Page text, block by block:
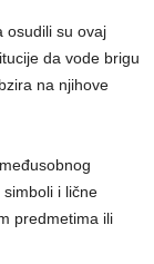
osudili su ovaj
da vode brigu
na njihove
i lične
predmetima ili